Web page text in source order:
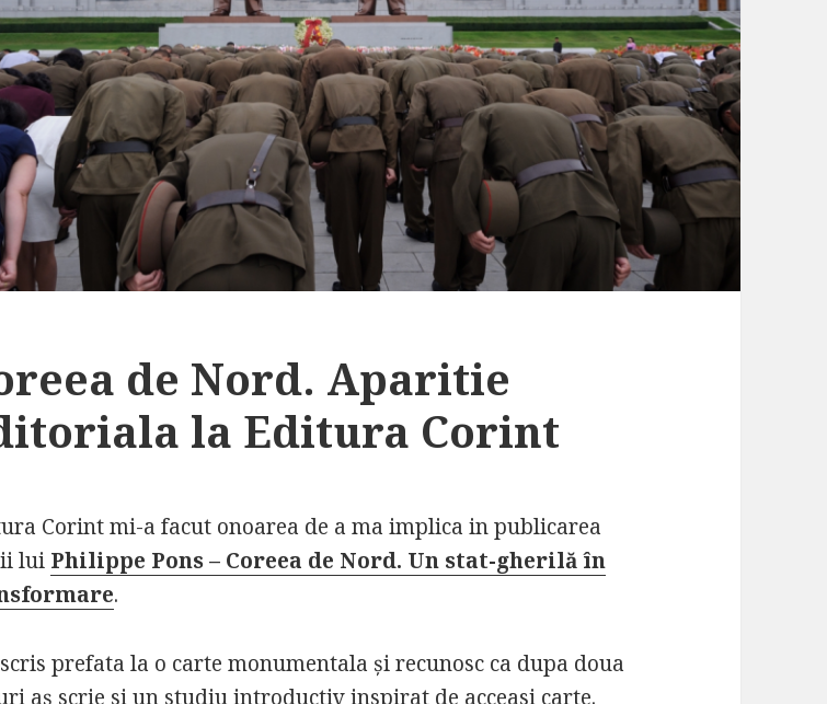
de Nord. Aparitie
la Editura Corint
Corint mi-a facut onoarea de a ma implica in publicarea
lui Philippe Pons – Coreea de Nord. Un stat-gherilă în
.
prefata la o carte monumentala și recunosc ca dupa doua
aș scrie si un studiu introductiv inspirat de acceasi carte.